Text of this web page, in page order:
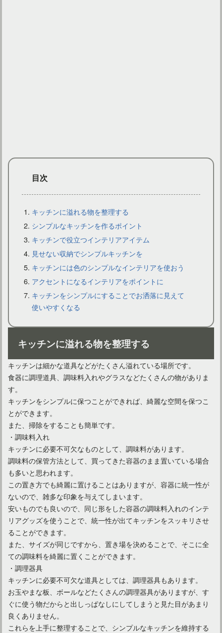
キッチンは壁紙でおしゃれに！初心者にもおすすめのデザイン
持て余しがちなキッチンの出窓をおしゃれに活用する方法！
キッチンにタイルを貼ってインテリアをおしゃれに大変身！
目次
キッチンに溢れる物を整理する
シンプルなキッチンを作るポイント
キッチンで役立つインテリアアイテム
見せない収納でシンプルキッチンを
キッチンには色のシンプルなインテリアを使おう
アクセントになるインテリアをポイントに
キッチンをシンプルにすることでお洒落に見えて
使いやすくなる
キッチンに溢れる物を整理する
キッチンは細かな道具などがたくさん溢れている場所です。
食器に調理道具、調味料入れやグラスなどたくさんの物がありま
す。
キッチンをシンプルに保つことができれば、綺麗な空間を保つこ
とができます。
また、掃除をすることも簡単です。
・調味料入れ
キッチンに必要不可欠なものとして、調味料があります。
調味料の保管方法として、買ってきた容器のまま置いている場合
も多いと思われます。
この置き方でも綺麗に置けることはありますが、容器に統一性が
ないので、雑多な印象を与えてしまいます。
安いものでも良いので、同じ形をした容器の調味料入れのインテ
リアグッズを使うことで、統一性が出てキッチンをスッキリさせ
ることができます。
また、サイズが同じですから、置き場を決めることで、そこに全
ての調味料を綺麗に置くことができます。
・調理器具
キッチンに必要不可欠な道具としては、調理器具もあります。
お玉やまな板、ボールなどたくさんの調理器具がありますが、す
ぐに使う物だからと出しっぱなしにしてしまうと見た目があまり
良くありません。
これらを上手に整理することで、シンプルなキッチンを維持する